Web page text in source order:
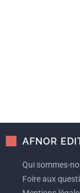
AFNOR
Qui sommes-
Foire aux